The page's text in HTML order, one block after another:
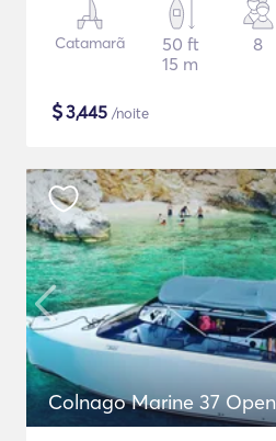
Catamarã
50 ft
15 m
8
$3,445 /noite
Colnago Marine 37 Open